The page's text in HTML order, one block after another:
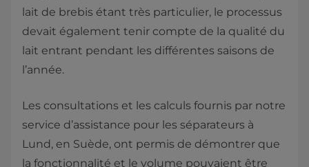
lait de brebis étant très particulier, le processus
devait également tenir compte de la qualité du
lait entrant pendant les différentes saisons de
l’année.
Les consultations et les calculs fournis par notre
service d’assistance pour les séparateurs à
Lund, en Suède, ont permis de démontrer que
la fonctionnalité et le volume pouvaient être